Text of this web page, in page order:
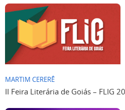
MARTIM CERERÊ
II Feira Literária de Goiás – FLIG